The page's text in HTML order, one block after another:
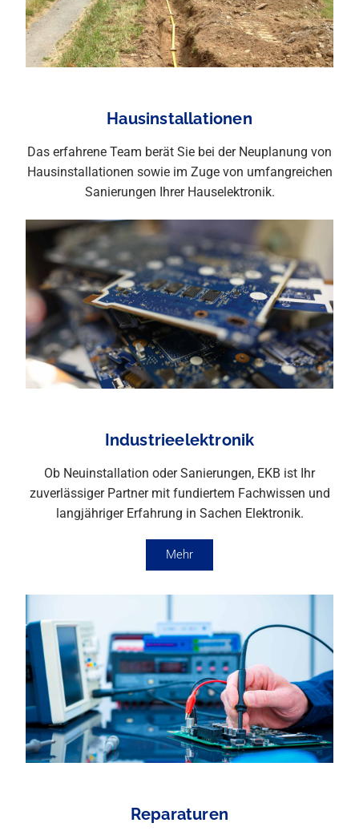
Hausinstallationen
Das erfahrene Team berät Sie bei der Neuplanung von
Hausinstallationen sowie im Zuge von umfangreichen
Sanierungen Ihrer Hauselektronik.
Industrieelektronik
Ob Neuinstallation oder Sanierungen, EKB ist Ihr
zuverlässiger Partner mit fundiertem Fachwissen und
langjähriger Erfahrung in Sachen Elektronik.
Mehr
Reparaturen